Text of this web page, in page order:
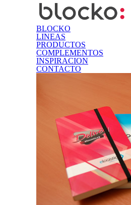
BLOCKO
LINEAS
PRODUCTOS
COMPLEMENTOS
INSPIRACION
CONTACTO